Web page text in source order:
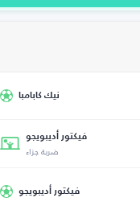
نيك كابامبا
فيكتور أديبويجو
ضربة جزاء
فيكتور أديبويجو